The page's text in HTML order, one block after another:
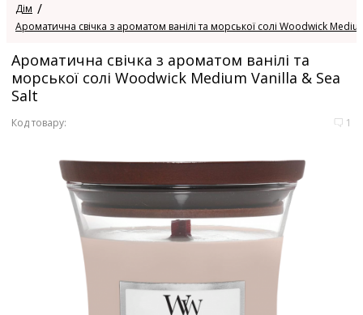
Дім
Ароматична свічка з ароматом ванілі та морської солі Woodwick
Ароматична свічка з ароматом ванілі та
морської солі Woodwick Medium Vanilla & Sea
Salt
Код товару: 1